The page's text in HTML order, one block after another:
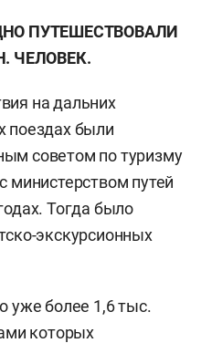
ПУТЕШЕСТВОВАЛИ
ЧЕЛОВЕК.
на дальних
поездах были
советом по туризму
министерством путей
Тогда было
экскурсионных
уже более 1,6 тыс.
которых